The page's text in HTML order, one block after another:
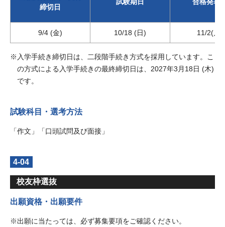
締切日
9/4 (金) 10/18 (日) 11/2(月)
入学手続き締切日は、二段階手続き方式を採用しています。こ
の方式による入学手続きの最終締切日は、2027年3月18日 (木)
です。
試験科目・選考方法
「作文」「口頭試問及び面接」
4-04
校友枠選抜
出願資格・出願要件
出願に当たっては、必ず募集要項をご確認ください。